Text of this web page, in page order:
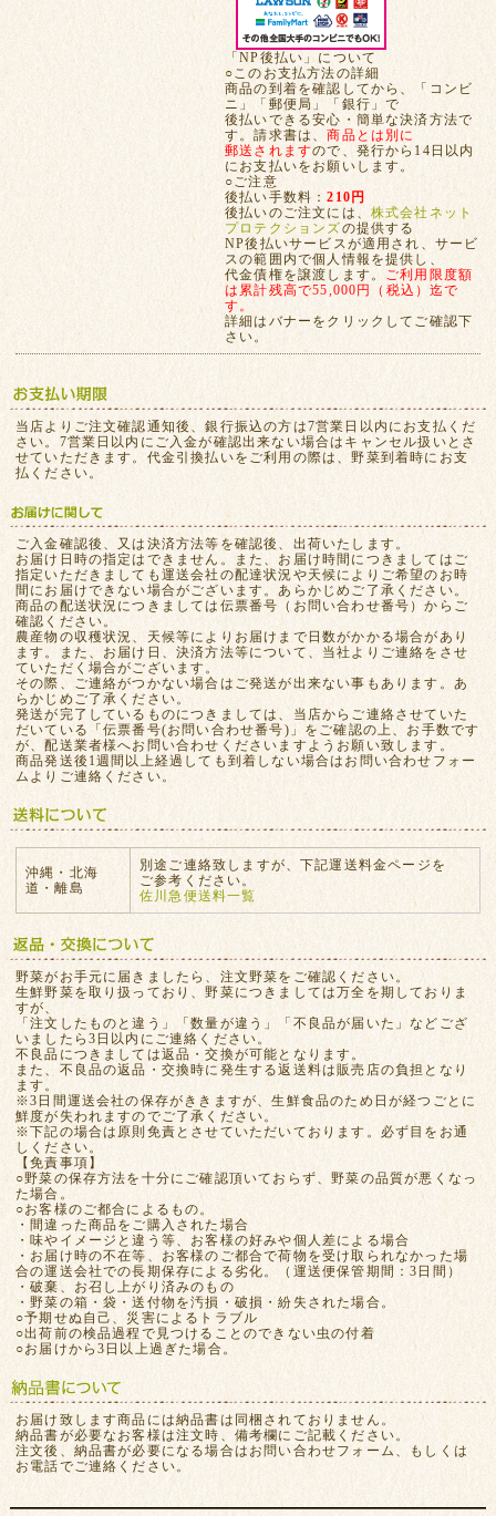
「NP後払い」について
○このお支払方法の詳細
商品の到着を確認してから、「コンビ
ニ」「郵便局」「銀行」で
後払いできる安心・簡単な決済方法で
す。請求書は、商品とは別に
郵送されますので、発行から14日以内
にお支払いをお願いします。
○ご注意
後払い手数料：210円
後払いのご注文には、 株式会社ネット
プロテクションズの提供する
NP後払いサービスが適用され、サービ
スの範囲内で個人情報を提供し、
代金債権を譲渡します。 ご利用限度額
は累計残高で55,000円（税込）迄で
す。
詳細はバナーをクリックしてご確認下
さい。
当店よりご注文確認通知後、銀行振込の方は7営業日以内にお支払くだ
さい。7営業日以内にご入金が確認出来ない場合はキャンセル扱いとさ
せていただきます。代金引換払いをご利用の際は、野菜到着時にお支
払ください。
ご入金確認後、又は決済方法等を確認後、出荷いたします。
お届け日時の指定はできません。また、お届け時間につきましてはご
指定いただきましても運送会社の配達状況や天候によりご希望のお時
間にお届けできない場合がございます。あらかじめご了承ください。
商品の配送状況につきましては伝票番号（お問い合わせ番号）からご
確認ください。
農産物の収穫状況、天候等によりお届けまで日数がかかる場合があり
ます。また、お届け日、決済方法等について、当社よりご連絡をさせ
ていただく場合がございます。
その際、ご連絡がつかない場合はご発送が出来ない事もあります。あ
らかじめご了承ください。
発送が完了しているものにつきましては、当店からご連絡させていた
だいている「伝票番号(お問い合わせ番号)」をご確認の上、お手数です
が、配送業者様へお問い合わせくださいますようお願い致します。
商品発送後1週間以上経過しても到着しない場合はお問い合わせフォー
ムよりご連絡ください。
沖縄・北海
道・離島
別途ご連絡致しますが、下記運送料金ページを
ご参考ください。
佐川急便送料一覧
野菜がお手元に届きましたら、注文野菜をご確認ください。
生鮮野菜を取り扱っており、野菜につきましては万全を期しておりま
すが、
「注文したものと違う」「数量が違う」「不良品が届いた」などござ
いましたら3日以内にご連絡ください。
不良品につきましては返品・交換が可能となります。
また、不良品の返品・交換時に発生する返送料は販売店の負担となり
ます。
※3日間運送会社の保存がききますが、生鮮食品のため日が経つごとに
鮮度が失われますのでご了承ください。
※下記の場合は原則免責とさせていただいております。必ず目をお通
しください。
【免責事項】
○野菜の保存方法を十分にご確認頂いておらず、野菜の品質が悪くなっ
た場合。
○お客様のご都合によるもの。
・間違った商品をご購入された場合
・味やイメージと違う等、お客様の好みや個人差による場合
・お届け時の不在等、お客様のご都合で荷物を受け取られなかった場
合の運送会社での長期保存による劣化。（運送便保管期間：3日間）
・破棄、お召し上がり済みのもの
・野菜の箱・袋・送付物を汚損・破損・紛失された場合。
○予期せぬ自己、災害によるトラブル
○出荷前の検品過程で見つけることのできない虫の付着
○お届けから3日以上過ぎた場合。
お届け致します商品には納品書は同梱されておりません。
納品書が必要なお客様は注文時、備考欄にご記載ください。
注文後、納品書が必要になる場合はお問い合わせフォーム、もしくは
お電話でご連絡ください。